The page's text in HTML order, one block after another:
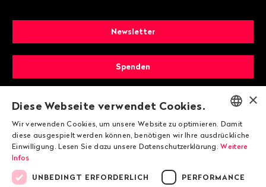
Newsletter
Spenden
Mitglied werden
ENGLISH
DEUTSCH
×
Diese Webseite verwendet Cookies.
Wir verwenden Cookies, um unsere Website zu optimieren. Damit
diese ausgespielt werden können, benötigen wir Ihre ausdrückliche
Einwilligung. Lesen Sie dazu unsere Datenschutzerklärung. Weitere
Infos
UNBEDINGT ERFORDERLICH PERFORMANCE